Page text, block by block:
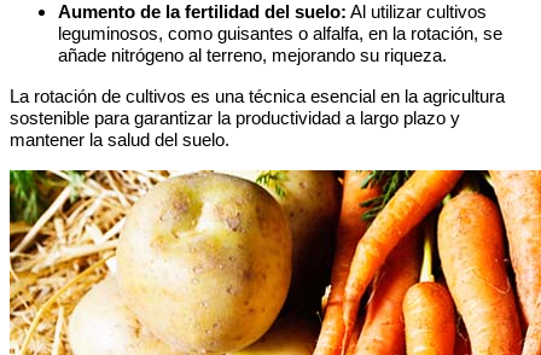
Aumento de la fertilidad del suelo: Al utilizar cultivos
leguminosos, como guisantes o alfalfa, en la rotación, se
añade nitrógeno al terreno, mejorando su riqueza.
La rotación de cultivos es una técnica esencial en la agricultura
sostenible para garantizar la productividad a largo plazo y
mantener la salud del suelo.